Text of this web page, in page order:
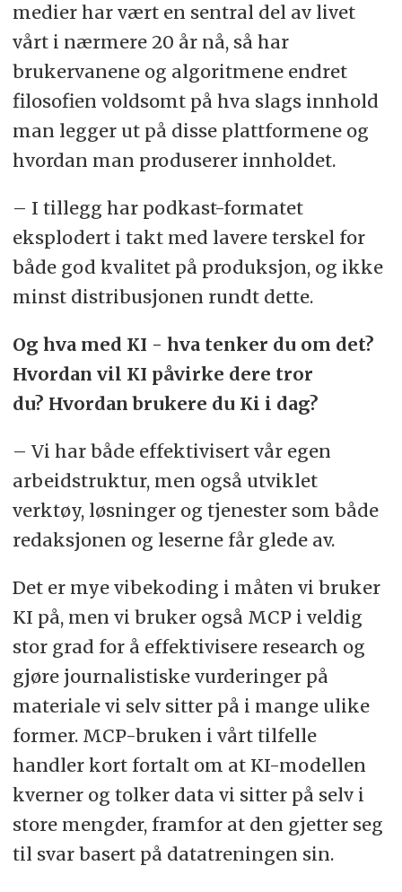
medier har vært en sentral del av livet
vårt i nærmere 20 år nå, så har
brukervanene og algoritmene endret
filosofien voldsomt på hva slags innhold
man legger ut på disse plattformene og
hvordan man produserer innholdet.
– I tillegg har podkast-formatet
eksplodert i takt med lavere terskel for
både god kvalitet på produksjon, og ikke
minst distribusjonen rundt dette.
Og hva med KI - hva tenker du om det?
Hvordan vil KI påvirke dere tror
du? Hvordan brukere du Ki i dag?
– Vi har både effektivisert vår egen
arbeidstruktur, men også utviklet
verktøy, løsninger og tjenester som både
redaksjonen og leserne får glede av.
Det er mye vibekoding i måten vi bruker
KI på, men vi bruker også MCP i veldig
stor grad for å effektivisere research og
gjøre journalistiske vurderinger på
materiale vi selv sitter på i mange ulike
former. MCP-bruken i vårt tilfelle
handler kort fortalt om at KI-modellen
kverner og tolker data vi sitter på selv i
store mengder, framfor at den gjetter seg
til svar basert på datatreningen sin.